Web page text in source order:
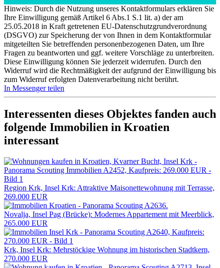
Hinweis: Durch die Nutzung unseres Kontaktformulars erklären Sie
Ihre Einwilligung gemäß Artikel 6 Abs.1 S.1 lit. a) der am
25.05.2018 in Kraft getretenen EU-Datenschutzgrundverordnung
(DSGVO) zur Speicherung der von Ihnen in dem Kontaktformular
mitgeteilten Sie betreffenden personenbezogenen Daten, um Ihre
Fragen zu beantworten und ggf. weitere Vorschläge zu unterbreiten.
Diese Einwilligung können Sie jederzeit widerrufen. Durch den
Widerruf wird die Rechtmäßigkeit der aufgrund der Einwilligung bis
zum Widerruf erfolgten Datenverarbeitung nicht berührt.
In Messenger teilen
Interessenten dieses Objektes fanden auch
folgende Immobilien in Kroatien
interessant
Region Krk, Insel Krk: Attraktive Maisonettewohnung mit Terrasse,
269.000 EUR
Novalja, Insel Pag (Brücke): Modernes Appartement mit Meerblick,
265.000 EUR
Krk, Insel Krk: Mehrstöckige Wohnung im historischen Stadtkern,
270.000 EUR